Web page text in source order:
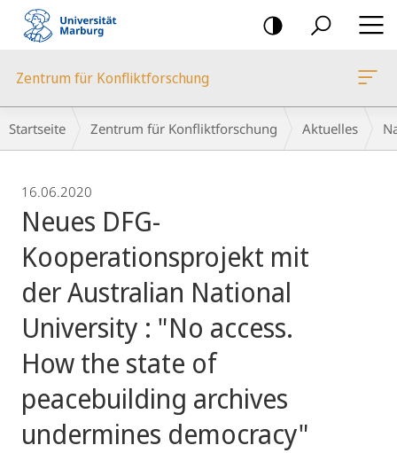
Mobile-
Navigation
Zentrum für Konfliktforschung
Breadcrumb-
Navigation
Startseite Zentrum für Konfliktforschung Aktuelles
16.06.2020
Neues DFG-
Kooperationsprojekt mit
der Australian National
University : "No access.
How the state of
peacebuilding archives
undermines democracy"